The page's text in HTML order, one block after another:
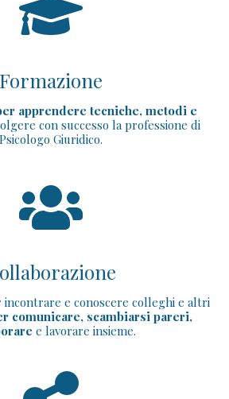
Formazione
apprendere tecniche, metodi e
con successo la professione di
Psicologo Giuridico.
e conoscere colleghi e altri
comunicare, scambiarsi pareri,
e lavorare insieme.